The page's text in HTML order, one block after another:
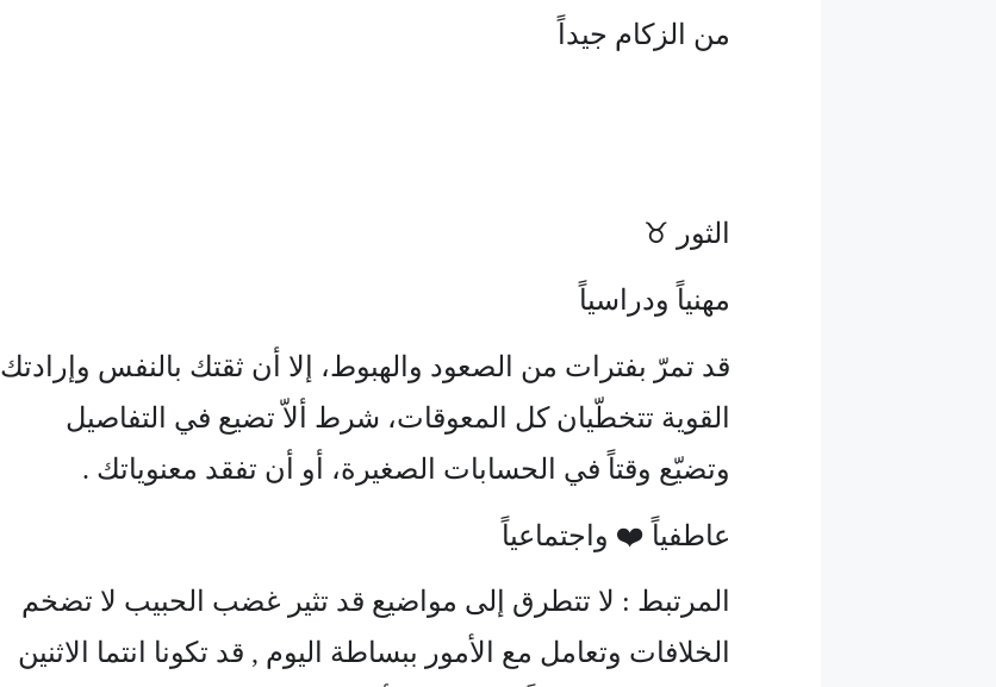
من الزكام جيداً
الثور ♉
مهنياً ودراسياً
قد تمرّ بفترات من الصعود والهبوط، إلا أن ثقتك بالنفس وإرادتك
القوية تتخطّيان كل المعوقات، شرط ألاّ تضيع في التفاصيل
وتضيّع وقتاً في الحسابات الصغيرة، أو أن تفقد معنوياتك .
عاطفياً ❤️ واجتماعياً
المرتبط : لا تتطرق إلى مواضيع قد تثير غضب الحبيب لا تضخم
الخلافات وتعامل مع الأمور ببساطة اليوم , قد تكونا انتما الاثنين